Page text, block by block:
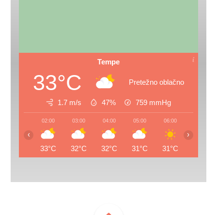
Tempe
33°C Pretežno oblačno
1.7 m/s 47% 759 mmHg
02:00
33°C
03:00
32°C
04:00
32°C
05:00
31°C
06:00
31°C
‹ ›